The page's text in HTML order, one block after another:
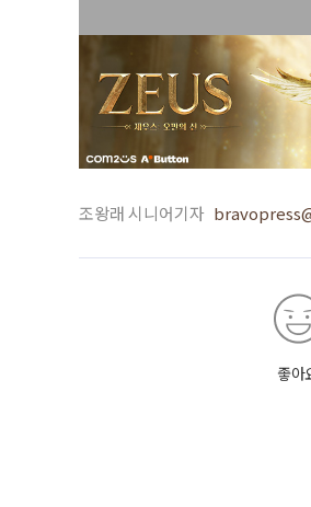
조왕래 시니어기자
좋아